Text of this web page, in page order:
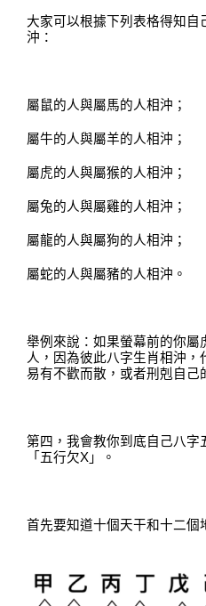
大家可以根據下列表格得知自
沖：
屬鼠的人與屬馬的人相沖；
屬牛的人與屬羊的人相沖；
屬虎的人與屬猴的人相沖；
屬兔的人與屬雞的人相沖；
屬龍的人與屬狗的人相沖；
屬蛇的人與屬豬的人相沖 。
舉例來說：如果螢幕前的你屬
人，因為彼此八字生肖相沖 ，
易有不歡而散 ， 或者刑剋自己
第四，我會教你到底自己八字
「五行欠X 」。
首先要知道十個天干和十二個